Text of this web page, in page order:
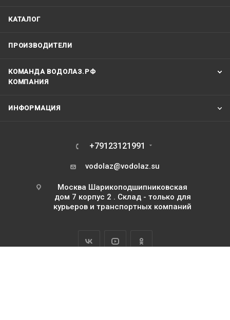
КАТАЛОГ
ПРОИЗВОДИТЕЛИ
КОМАНДА ВОДОЛАЗ.РФ
КОМПАНИЯ
ИНФОРМАЦИЯ
+79123121991
vodolaz@vodolaz.su
Москва Шарикоподшипниковская
дом 7 корпус 2 . Склад - только для
курьеров и транспортных компаний